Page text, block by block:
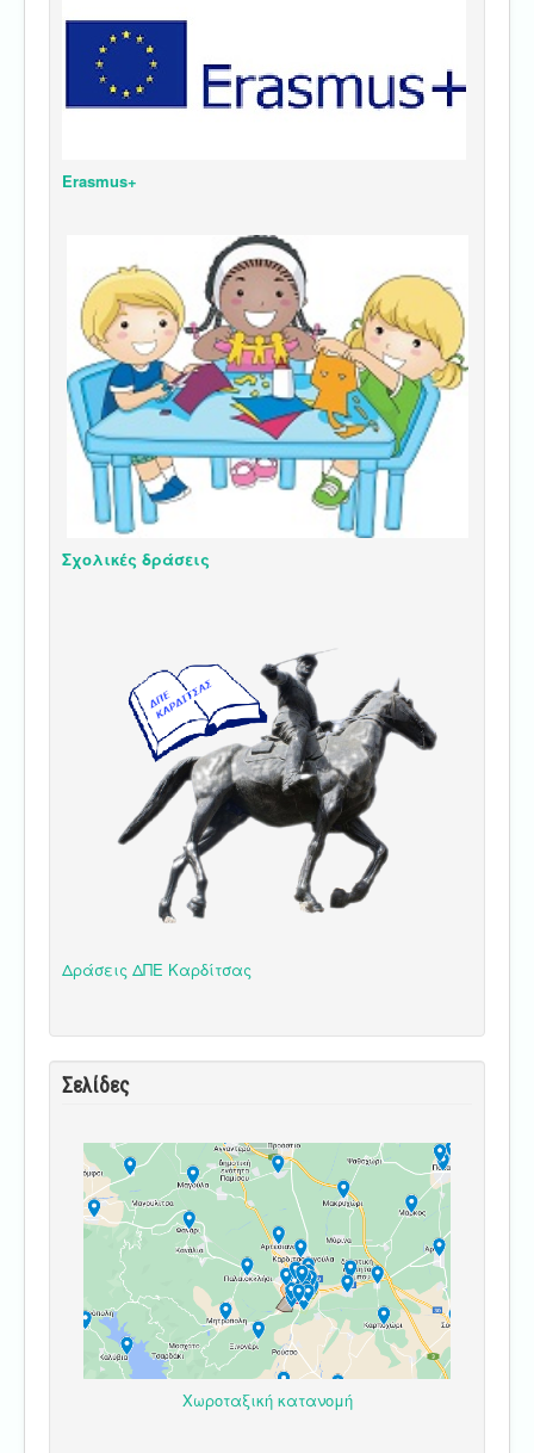
Erasmus+
Σχολικές δράσεις
Δράσεις ΔΠΕ Καρδίτσας
Σελίδες
Χωροταξική κατανομή